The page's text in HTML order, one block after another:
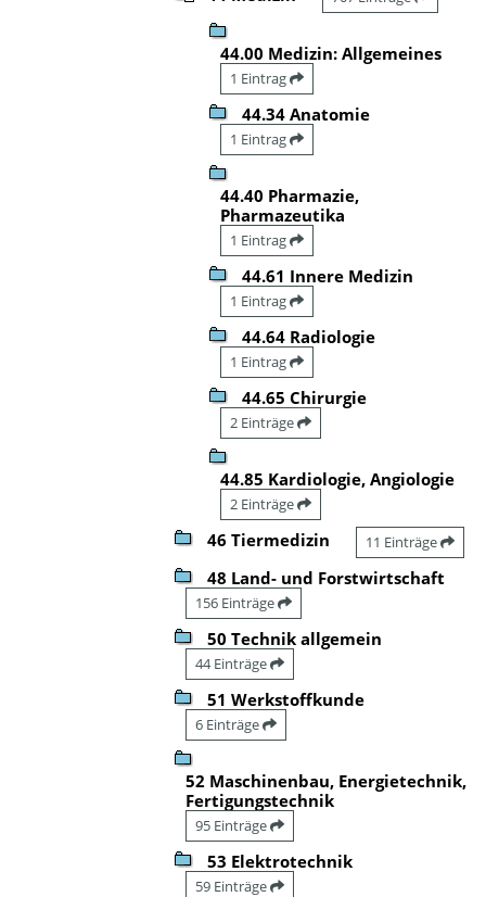
44.00 Medizin: Allgemeines
1 Eintrag
44.34 Anatomie
1 Eintrag
44.40 Pharmazie,
Pharmazeutika
1 Eintrag
44.61 Innere Medizin
1 Eintrag
44.64 Radiologie
1 Eintrag
44.65 Chirurgie
2 Einträge
44.85 Kardiologie, Angiologie
2 Einträge
46 Tiermedizin 11 Einträge
48 Land- und Forstwirtschaft
156 Einträge
50 Technik allgemein
44 Einträge
51 Werkstoffkunde
6 Einträge
52 Maschinenbau, Energietechnik,
Fertigungstechnik
95 Einträge
53 Elektrotechnik
59 Einträge